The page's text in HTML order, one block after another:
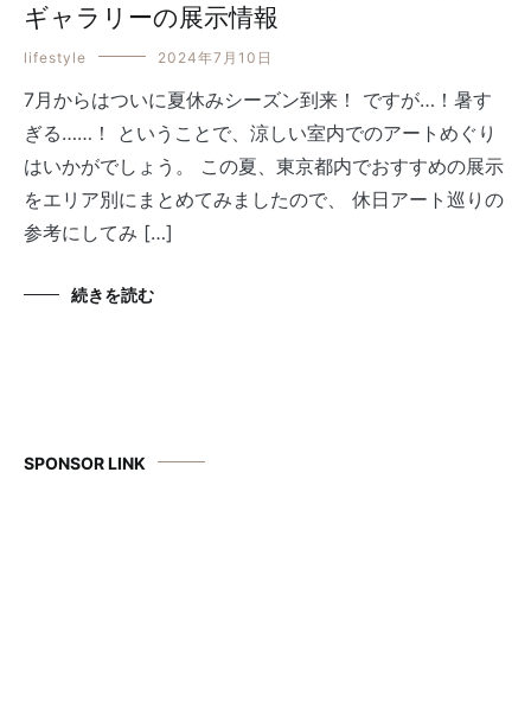
ギャラリーの展示情報
lifestyle 2024年7月10日
7月からはついに夏休みシーズン到来！ ですが…！暑す
ぎる……！ ということで、涼しい室内でのアートめぐり
はいかがでしょう。 この夏、東京都内でおすすめの展示
をエリア別にまとめてみましたので、 休日アート巡りの
参考にしてみ […]
続きを読む
SPONSOR LINK